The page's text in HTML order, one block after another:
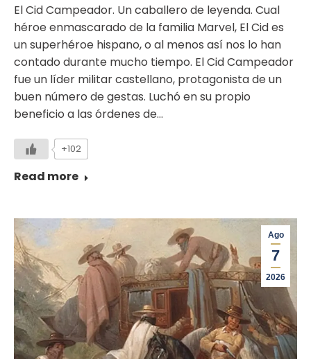
El Cid Campeador. Un caballero de leyenda. Cual
héroe enmascarado de la familia Marvel, El Cid es
un superhéroe hispano, o al menos así nos lo han
contado durante mucho tiempo. El Cid Campeador
fue un líder militar castellano, protagonista de un
buen número de gestas. Luchó en su propio
beneficio a las órdenes de…
+102
Read more
Ago
7
2026